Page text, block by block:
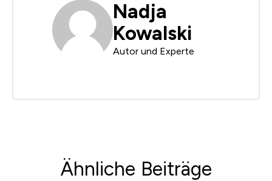
Nadja
Kowalski
Autor und Experte
Ähnliche Beiträge